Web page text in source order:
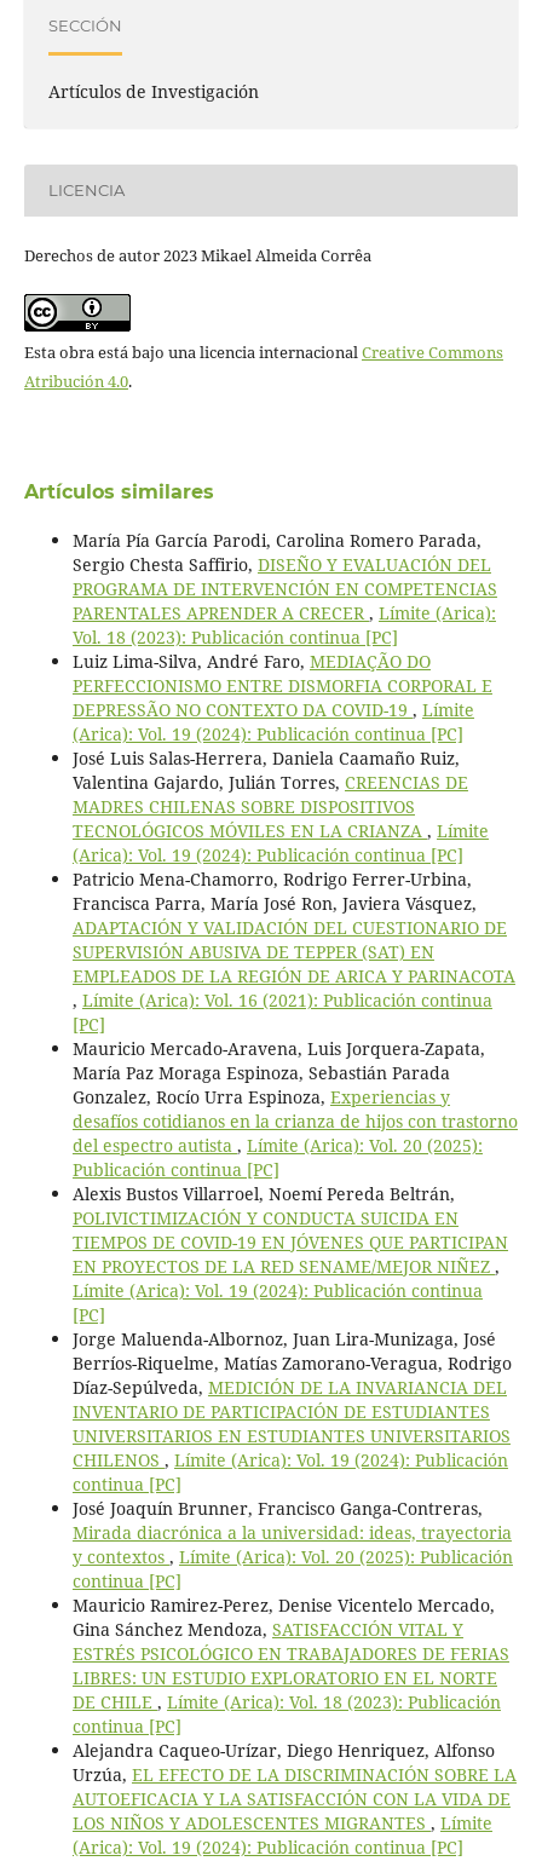
SECCIÓN
Artículos de Investigación
LICENCIA
Derechos de autor 2023 Mikael Almeida Corrêa
Esta obra está bajo una licencia internacionalCreative Commons
Atribución 4.0.
Artículos similares
María Pía García Parodi, Carolina Romero Parada,
Sergio Chesta Saffirio, DISEÑO Y EVALUACIÓN DEL
PROGRAMA DE INTERVENCIÓN EN COMPETENCIAS
PARENTALES APRENDER A CRECER, Límite (Arica):
Vol. 18 (2023): Publicación continua [PC]
Luiz Lima-Silva, André Faro, MEDIAÇÃO DO
PERFECCIONISMO ENTRE DISMORFIA CORPORAL E
DEPRESSÃO NO CONTEXTO DA COVID-19 , Límite
(Arica): Vol. 19 (2024): Publicación continua [PC]
José Luis Salas-Herrera, Daniela Caamaño Ruiz,
Valentina Gajardo, Julián Torres, CREENCIAS DE
MADRES CHILENAS SOBRE DISPOSITIVOS
TECNOLÓGICOS MÓVILES EN LA CRIANZA , Límite
(Arica): Vol. 19 (2024): Publicación continua [PC]
Patricio Mena-Chamorro, Rodrigo Ferrer-Urbina,
Francisca Parra, María José Ron, Javiera Vásquez,
ADAPTACIÓN Y VALIDACIÓN DEL CUESTIONARIO DE
SUPERVISIÓN ABUSIVA DE TEPPER (SAT) EN
EMPLEADOS DE LA REGIÓN DE ARICA Y PARINACOTA
, Límite (Arica): Vol. 16 (2021): Publicación continua
[PC]
Mauricio Mercado-Aravena, Luis Jorquera-Zapata,
María Paz Moraga Espinoza, Sebastián Parada
Gonzalez, Rocío Urra Espinoza, Experiencias y
desafíos cotidianos en la crianza de hijos con trastorno
del espectro autista , Límite (Arica): Vol. 20 (2025):
Publicación continua [PC]
Alexis Bustos Villarroel, Noemí Pereda Beltrán,
POLIVICTIMIZACIÓN Y CONDUCTA SUICIDA EN
TIEMPOS DE COVID-19 EN JÓVENES QUE PARTICIPAN
EN PROYECTOS DE LA RED SENAME/MEJOR NIÑEZ ,
Límite (Arica): Vol. 19 (2024): Publicación continua
[PC]
Jorge Maluenda-Albornoz, Juan Lira-Munizaga, José
Berríos-Riquelme, Matías Zamorano-Veragua, Rodrigo
Díaz-Sepúlveda, MEDICIÓN DE LA INVARIANCIA DEL
INVENTARIO DE PARTICIPACIÓN DE ESTUDIANTES
UNIVERSITARIOS EN ESTUDIANTES UNIVERSITARIOS
CHILENOS , Límite (Arica): Vol. 19 (2024): Publicación
continua [PC]
José Joaquín Brunner, Francisco Ganga-Contreras,
Mirada diacrónica a la universidad: ideas, trayectoria
y contextos , Límite (Arica): Vol. 20 (2025): Publicación
continua [PC]
Mauricio Ramirez-Perez, Denise Vicentelo Mercado,
Gina Sánchez Mendoza, SATISFACCIÓN VITAL Y
ESTRÉS PSICOLÓGICO EN TRABAJADORES DE FERIAS
LIBRES: UN ESTUDIO EXPLORATORIO EN EL NORTE
DE CHILE , Límite (Arica): Vol. 18 (2023): Publicación
continua [PC]
Alejandra Caqueo-Urízar, Diego Henriquez, Alfonso
Urzúa, EL EFECTO DE LA DISCRIMINACIÓN SOBRE LA
AUTOEFICACIA Y LA SATISFACCIÓN CON LA VIDA DE
LOS NIÑOS Y ADOLESCENTES MIGRANTES , Límite
(Arica): Vol. 19 (2024): Publicación continua [PC]